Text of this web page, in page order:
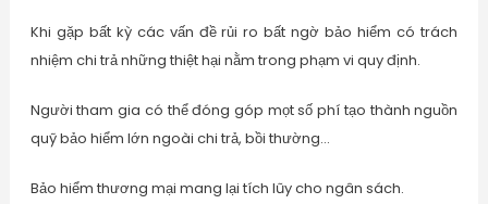
Khi gặp bất kỳ các vấn đề rủi ro bất ngờ bảo hiểm có trách
nhiệm chi trả những thiệt hại nằm trong phạm vi quy định.
Người tham gia có thể đóng góp mọt số phí tạo thành nguồn
quỹ bảo hiểm lớn ngoài chi trả, bồi thường…
Bảo hiểm thương mại mang lại tích lũy cho ngân sách.